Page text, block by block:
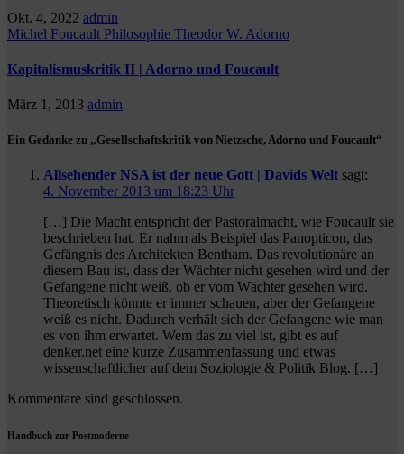
Okt. 4, 2022 admin
Michel Foucault Philosophie Theodor W. Adorno
Kapitalismuskritik II | Adorno und Foucault
März 1, 2013 admin
Ein Gedanke zu „Gesellschaftskritik von Nietzsche, Adorno und Foucault“
Allsehender NSA ist der neue Gott | Davids Welt sagt:
4. November 2013 um 18:23 Uhr
[…] Die Macht entspricht der Pastoralmacht, wie Foucault sie
beschrieben hat. Er nahm als Beispiel das Panopticon, das
Gefängnis des Architekten Bentham. Das revolutionäre an
diesem Bau ist, dass der Wächter nicht gesehen wird und der
Gefangene nicht weiß, ob er vom Wächter gesehen wird.
Theoretisch könnte er immer schauen, aber der Gefangene
weiß es nicht. Dadurch verhält sich der Gefangene wie man
es von ihm erwartet. Wem das zu viel ist, gibt es auf
denker.net eine kurze Zusammenfassung und etwas
wissenschaftlicher auf dem Soziologie & Politik Blog. […]
Kommentare sind geschlossen.
Handbuch zur Postmoderne